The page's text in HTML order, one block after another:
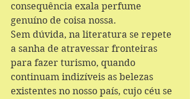
consequência exala perfume
genuíno de coisa nossa.
Sem dúvida, na literatura se repete
a sanha de atravessar fronteiras
para fazer turismo, quando
continuam indizíveis as belezas
existentes no nosso país, cujo céu se